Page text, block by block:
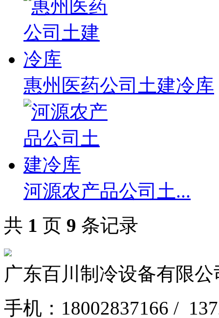
惠州医药公司土建冷库
河源农产品公司土...
共 1 页 9 条记录
广东百川制冷设备有限公
手机：18002837166 /